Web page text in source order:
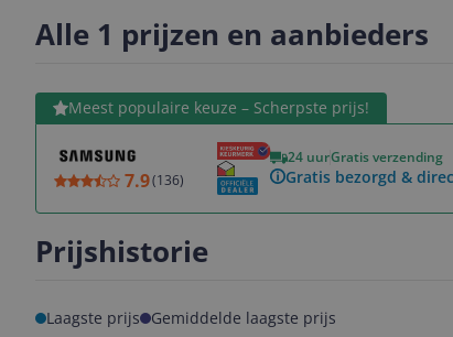
Alle 1 prijzen en aanbieders
Meest populaire keuze – Scherpste prijs!
7.9(136)
24 uurGratis verzending
Gratis bezorgd &
Bekijk product
Prijshistorie
Laagste prijs Gemiddelde laagste prijs